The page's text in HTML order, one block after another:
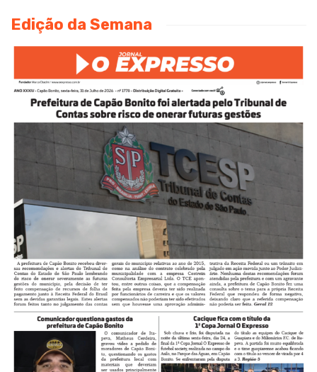
Edição da Semana